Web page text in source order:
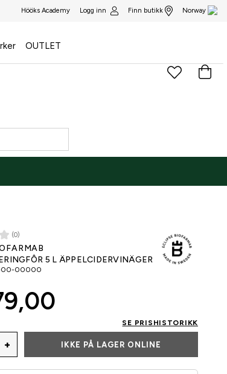
Hööks Academy Logg inn Finn butikk Norway
OUTLET
(0)
5 L ÄPPELCIDERVINÄGER
00-00000
SE PRISHISTORIKK
+ IKKE PÅ LAGER ONLINE